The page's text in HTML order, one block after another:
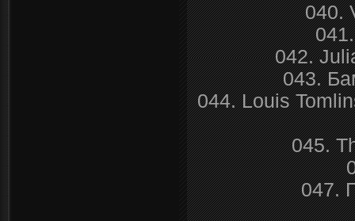
040.
042.
043.
044. Louis
045.
047.